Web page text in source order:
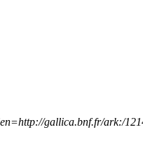
gallica.bnf.fr/ark:/